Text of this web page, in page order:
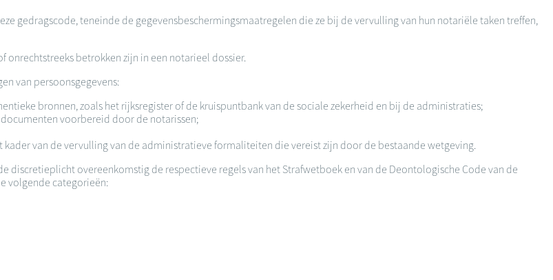
gedragscode, teneinde de gegevensbeschermingsmaatregelen die ze bij de vervulling van hun notariële taken treffen,
onrechtstreeks betrokken zijn in een notarieel dossier.
van persoonsgegevens:
bronnen, zoals het rijksregister of de kruispuntbank van de sociale zekerheid en bij de administraties;
voorbereid door de notarissen;
van de vervulling van de administratieve formaliteiten die vereist zijn door de bestaande wetgeving.
discretieplicht overeenkomstig de respectieve regels van het Strafwetboek en van de Deontologische Code van de
volgende categorieën: